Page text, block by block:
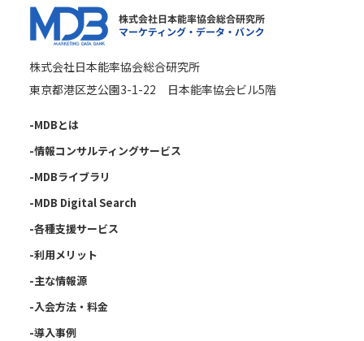
株式会社日本能率協会総合研究所
東京都港区芝公園3-1-22 日本能率協会ビル5階
-MDBとは
-情報コンサルティングサービス
-MDBライブラリ
-MDB Digital Search
-各種支援サービス
-利用メリット
-主な情報源
-入会方法・料金
-導入事例